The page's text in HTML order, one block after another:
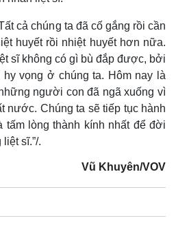
cả chúng ta đã cố gắng rồi cần
huyết rồi nhiệt huyết hơn nữa.
sĩ không có gì bù đắp được, bởi
vọng ở chúng ta. Hôm nay là
người con đã ngã xuống vì
nước. Chúng ta sẽ tiếp tục hành
tấm lòng thành kính nhất để đời
sĩ.”/.
Vũ Khuyên/VOV